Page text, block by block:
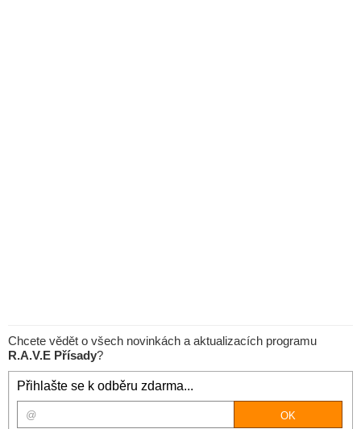
Chcete vědět o všech novinkách a aktualizacích programu
R.A.V.E Přísady?
Přihlašte se k odběru zdarma...